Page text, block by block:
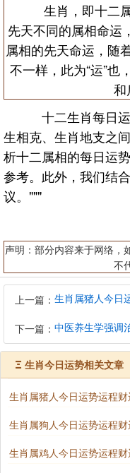
生肖，即十二属
先天不同的属相命运
属相的先天命运，随
不一样，此为“运”也
和
十二生肖每日运
生相克、生肖地支之
析十二属相的每日运
参考。此外，我们结
议。"""
声明：部分内容来于网络，
不
上一篇：
下一篇：
Ξ 生肖今日运势相关文章
生肖属猪人今日运势运程
生肖属狗人今日运势运程
生肖属鸡人今日运势运程